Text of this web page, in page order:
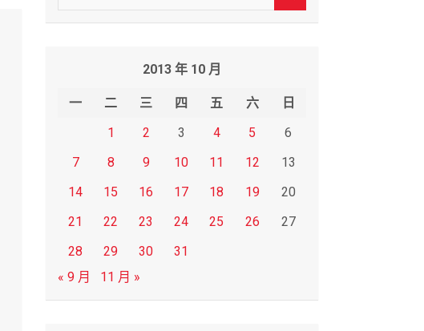
e
2013 年 10 月
一 二 三 四 五 六
日
1
2 3 4 5
6
7
8 9 10 11 12
13
14
15 16 17 18 19
20
21
22 23 24 25 26
27
28
29 30
31
« 9 月
11 月 »